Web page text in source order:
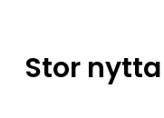
Stor